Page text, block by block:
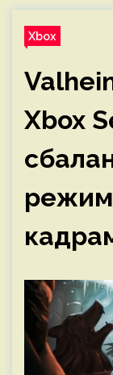
Xbox
Xbox
режим